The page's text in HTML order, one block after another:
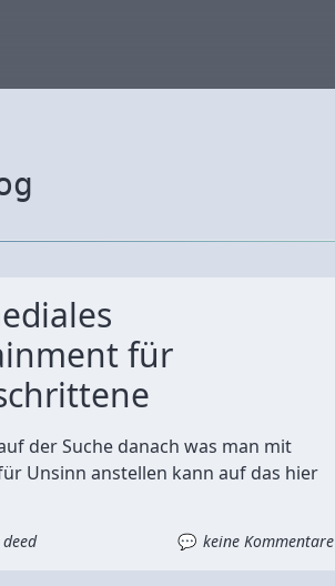
für
der Suche danach was man mit
Unsinn anstellen kann auf das hier
deed keine Kommentare